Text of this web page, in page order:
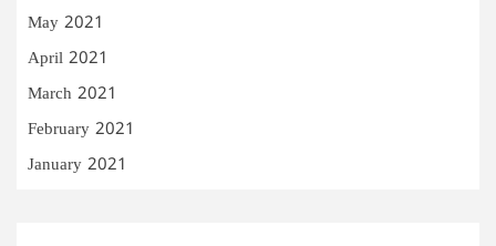
May 2021
April 2021
March 2021
February 2021
January 2021